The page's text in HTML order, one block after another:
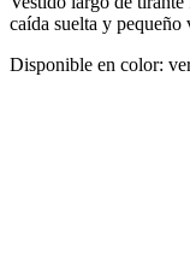
caída suelta y pequeño
Disponible en color: